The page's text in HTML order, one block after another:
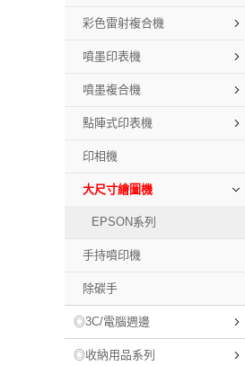
彩色雷射複合機
噴墨印表機
噴墨複合機
點陣式印表機
印相機
大尺寸繪圖機
EPSON系列
手持噴印機
除碳手
◎3C/電腦週邊
◎收納用品系列